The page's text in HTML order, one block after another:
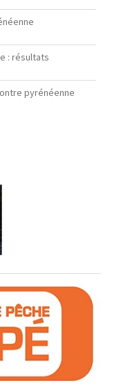
: résultats
pyrénéenne